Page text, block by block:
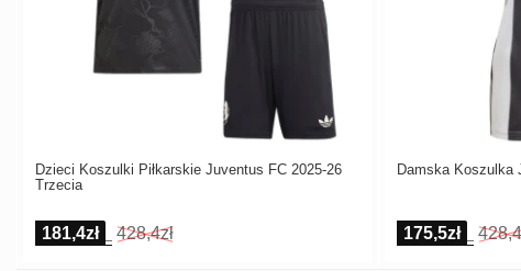
Dzieci Koszulki Piłkarskie Juventus FC 2025-26
Trzecia
181,4zł 428,4zł
Damska Koszulka
175,5zł